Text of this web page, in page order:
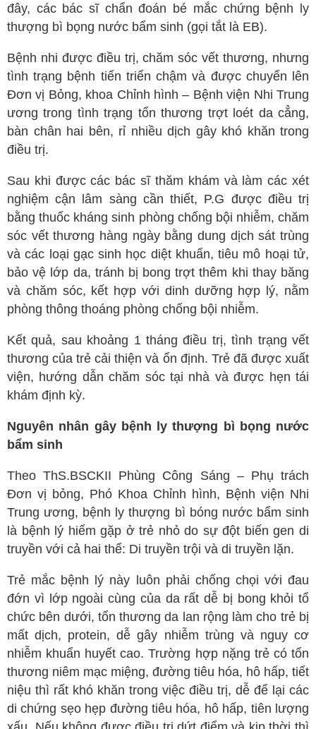
đây, các bác sĩ chẩn đoán bé mắc chứng bệnh ly
thượng bì bọng nước bẩm sinh (gọi tắt là EB).
Bệnh nhi được điều trị, chăm sóc vết thương, nhưng
tình trạng bệnh tiến triển chậm và được chuyển lên
Đơn vị Bỏng, khoa Chỉnh hình – Bệnh viện Nhi Trung
ương trong tình trạng tổn thương trợt loét da cẳng,
bàn chân hai bên, rỉ nhiều dịch gây khó khăn trong
điều trị.
Sau khi được các bác sĩ thăm khám và làm các xét
nghiệm cận lâm sàng cần thiết, P.G được điều trị
bằng thuốc kháng sinh phòng chống bội nhiễm, chăm
sóc vết thương hàng ngày bằng dung dịch sát trùng
và các loại gạc sinh học diệt khuẩn, tiêu mô hoại tử,
bảo vệ lớp da, tránh bị bong trợt thêm khi thay băng
và chăm sóc, kết hợp với dinh dưỡng hợp lý, nằm
phòng thông thoáng phòng chống bội nhiễm.
Kết quả, sau khoảng 1 tháng điều trị, tình trạng vết
thương của trẻ cải thiện và ổn định. Trẻ đã được xuất
viện, hướng dẫn chăm sóc tại nhà và được hẹn tái
khám định kỳ.
Nguyên nhân gây bệnh ly thượng bì bọng nước
bẩm sinh
Theo ThS.BSCKII Phùng Công Sáng – Phụ trách
Đơn vị bỏng, Phó Khoa Chỉnh hình, Bệnh viện Nhi
Trung ương, bệnh ly thượng bì bóng nước bẩm sinh
là bệnh lý hiếm gặp ở trẻ nhỏ do sự đột biến gen di
truyền với cả hai thể: Di truyền trội và di truyền lặn.
Trẻ mắc bệnh lý này luôn phải chống chọi với đau
đớn vì lớp ngoài cùng của da rất dễ bị bong khỏi tổ
chức bên dưới, tổn thương da lan rộng làm cho trẻ bị
mất dịch, protein, dễ gây nhiễm trùng và nguy cơ
nhiễm khuẩn huyết cao. Trường hợp nặng trẻ có tổn
thương niêm mạc miệng, đường tiêu hóa, hô hấp, tiết
niệu thì rất khó khăn trong việc điều trị, dễ để lại các
di chứng sẹo hẹp đường tiêu hóa, hô hấp, tiên lượng